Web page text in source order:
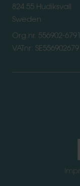
824 55 Hudiksvall
Sweden
Org.nr. 556902-6791
VATnr: